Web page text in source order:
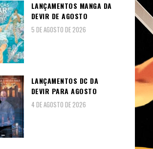
LANÇAMENTOS MANGA DA
DEVIR DE AGOSTO
5 DE AGOSTO DE 2026
LANÇAMENTOS DC DA
DEVIR PARA AGOSTO
4 DE AGOSTO DE 2026